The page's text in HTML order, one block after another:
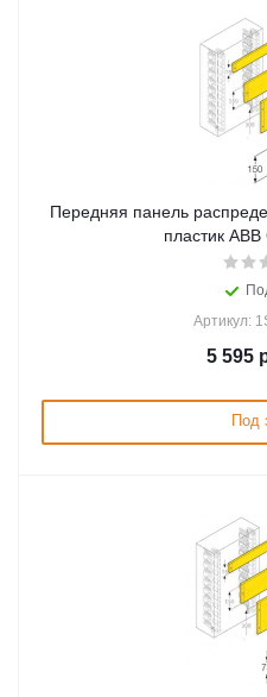
Передняя панель
пластик
Артикул:
5 595
Под